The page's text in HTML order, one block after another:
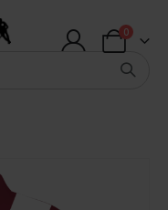
Warenkorb
0Artikel